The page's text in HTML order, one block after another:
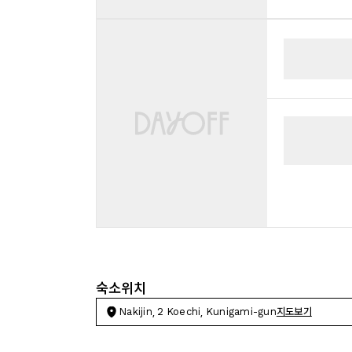
숙소위치
Nakijin, 2 Koechi, Kunigami-gun지도보기